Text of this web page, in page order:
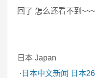
回了 怎么还看不到
日本 Japan
· 日本中文新闻
日本